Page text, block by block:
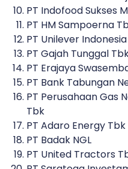
PT Indofood Sukses
PT HM Sampoerna
PT Unilever
PT Gajah Tunggal
PT Erajaya
PT Bank Tabungan
PT Perusahaan Gas
Tbk
PT Adaro Energy Tbk
PT Badak NGL
PT United Tractors